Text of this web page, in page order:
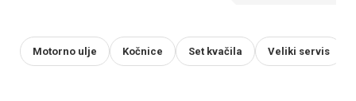
Motorno ulje Kočnice Set kvačila Veliki servis